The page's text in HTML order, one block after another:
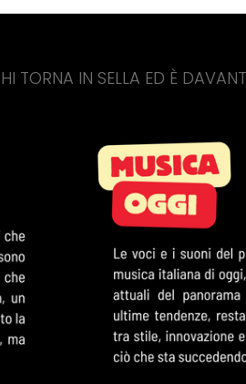
ED È DAVANTI A TUTTI